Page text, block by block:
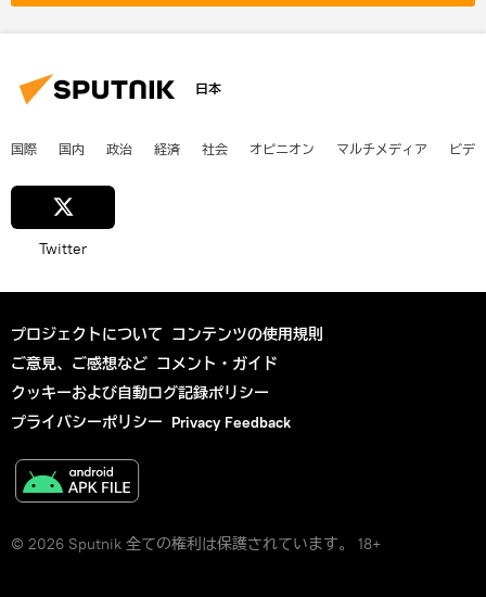
日本
国際 国内 政治 経済 社会 オピニオン マルチメディア ビデ
Twitter
プロジェクトについて コンテンツの使用規則
ご意見、ご感想など コメント・ガイド
クッキーおよび自動ログ記録ポリシー
プライバシーポリシー Privacy Feedback
© 2026 Sputnik 全ての権利は保護されています。 18+